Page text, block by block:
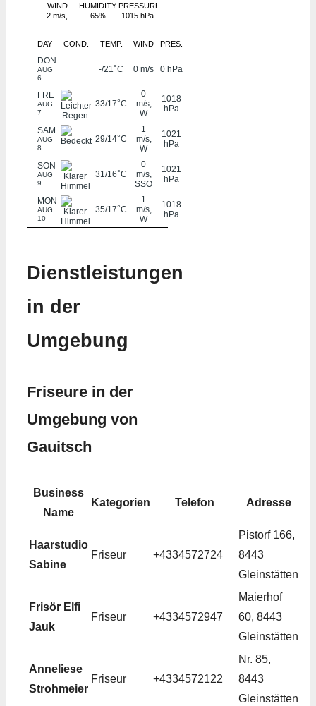
WIND
2 m/s,
HUMIDITY
65%
PRESSURE
1015 hPa
DAY COND. TEMP. WIND PRES.
DON
AUG
6
-/21°C 0 m/s 0 hPa
FRE
AUG
7
33/17°C
0
m/s,
W
1018
hPa
SAM
AUG
8
29/14°C
1
m/s,
W
1021
hPa
SON
AUG
9
31/16°C
0
m/s,
SSO
1021
hPa
MON
AUG
10
35/17°C
1
m/s,
W
1018
hPa
Dienstleistungen
in der
Umgebung
Friseure in der
Umgebung von
Gauitsch
Business
Name
Kategorien Telefon Adresse
Haarstudio
Sabine
Friseur +4334572724
Pistorf 166,
8443
Gleinstätten
Frisör Elfi
Jauk
Friseur +4334572947
Maierhof
60, 8443
Gleinstätten
Anneliese
Strohmeier
Friseur +4334572122
Nr. 85,
8443
Gleinstätten